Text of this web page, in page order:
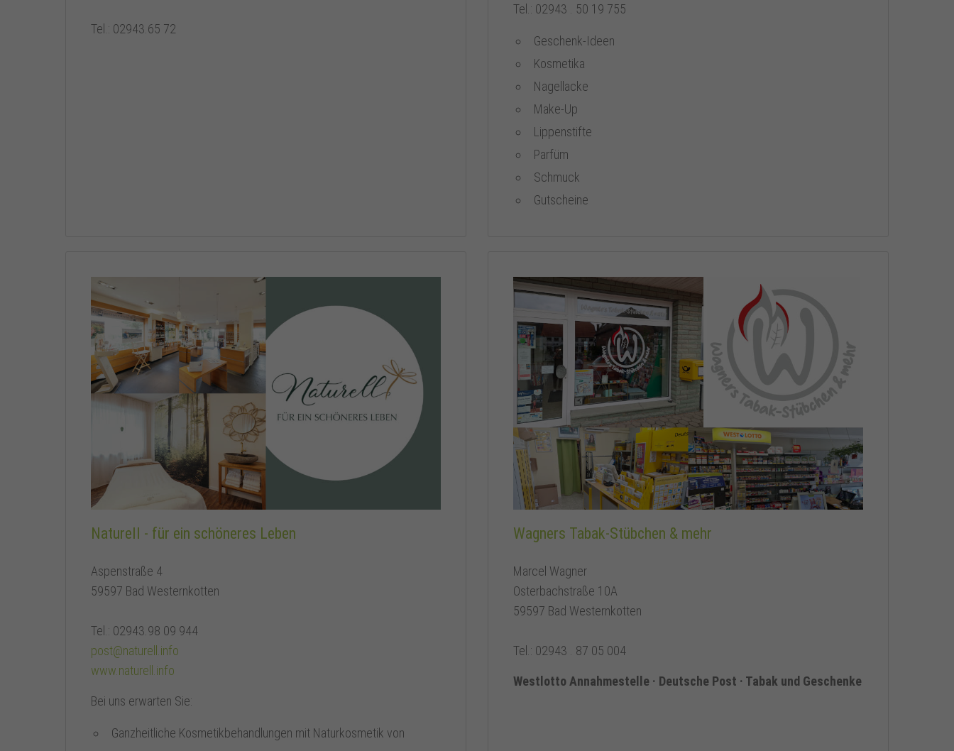
Tel.: 02943.65 72
Tel.: 02943 . 50 19 755
Geschenk-Ideen
Kosmetika
Nagellacke
Make-Up
Lippenstifte
Parfüm
Schmuck
Gutscheine
Naturell - für ein schöneres Leben
Aspenstraße 4
59597 Bad Westernkotten
Tel.: 02943.98 09 944
post@naturell.info
www.naturell.info
Bei uns erwarten Sie:
Ganzheitliche Kosmetikbehandlungen mit Naturkosmetik von
Wagners Tabak-Stübchen & mehr
Marcel Wagner
Osterbachstraße 10A
59597 Bad Westernkotten
Tel.: 02943 . 87 05 004
Westlotto Annahmestelle · Deutsche Post · Tabak und Geschenke